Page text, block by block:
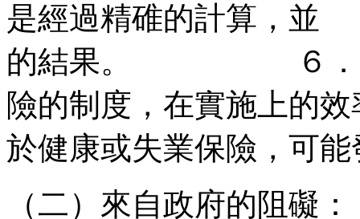
是經過精碓的計
的結果。 ６．「敬
險的制度，在實
於健康或失業保險，可
（二）來自政府的阻